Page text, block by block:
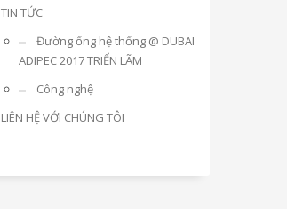
TIN TỨC
Đường ống hệ thống @ DUBAI
ADIPEC 2017 TRIỂN LÃM
Công nghệ
LIÊN HỆ VỚI CHÚNG TÔI